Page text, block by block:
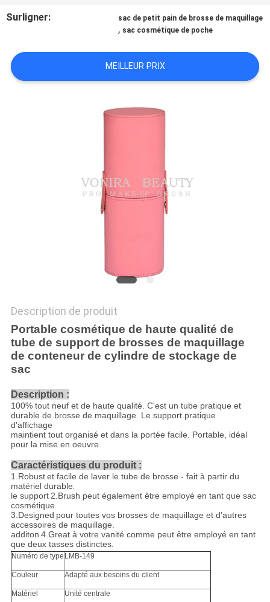
PRIVACY
Surligner:
sac de petit pain de brosse de maquillage
, sac cosmétique de poche
MEILLEUR PRIX
Description de produit
Portable cosmétique de haute qualité de
tube de support de brosses de maquillage
de conteneur de cylindre de stockage de
sac
Description :
100% tout neuf et de haute qualité. C'est un tube pratique et
durable de brosse de maquillage. Le support pratique
d'affichage
maintient tout organisé et dans la portée facile. Portable, idéal
pour la mise en oeuvre.
Caractéristiques du produit :
1.Robustet facile de laver le tube de brosse - fait à partir du
matériel durable.
le support2.Brush peut également être employé en tant que sac
cosmétique.
3.Designed pour toutes vos brosses de maquillage et d'autres
accessoires de maquillage.
additon 4.Greatà votre vanité comme peut être employé en tant
que deux tasses distinctes.
Numéro de type LMB-149
Couleur Adapté aux besoins du client
Matériel Unité centrale